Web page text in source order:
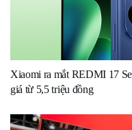
Xiaomi ra mắt REDMI 17
giá từ 5,5 triệu đồng